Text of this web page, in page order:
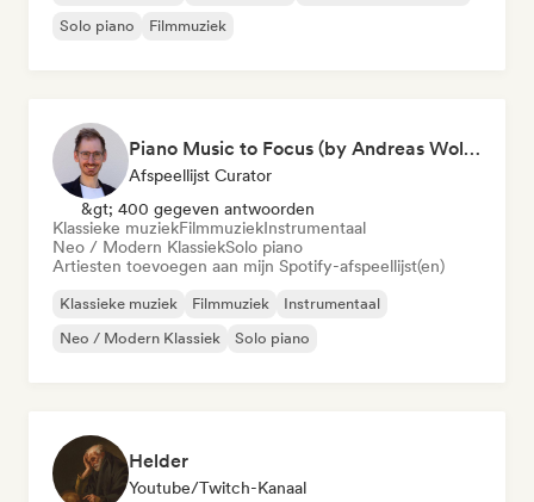
Solo piano
Filmmuziek
Piano Music to Focus (by Andreas Wolff)
Afspeellijst Curator
&gt; 400 gegeven antwoorden
Klassieke muziekFilmmuziekInstrumentaal
Neo / Modern KlassiekSolo piano
Artiesten toevoegen aan mijn Spotify-afspeellijst(en)
Klassieke muziek Filmmuziek
Instrumentaal
Neo / Modern Klassiek
Solo piano
Helder
Youtube/Twitch-Kanaal